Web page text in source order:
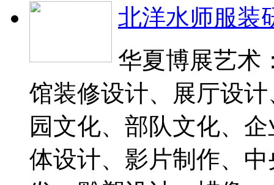
北洋水师服装
华夏博展艺术
馆装修设计、展厅设
园文化、部队文化、
体设计、影片制作、